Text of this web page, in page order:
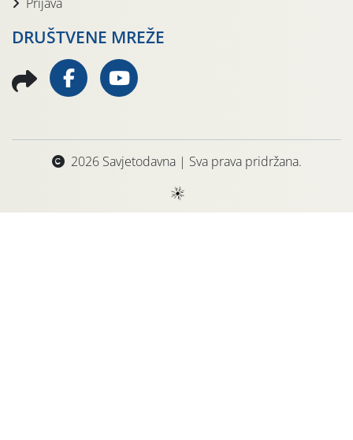
DRUŠTVENE MREŽE
2026 Savjetodavna | Sva prava pridržana.